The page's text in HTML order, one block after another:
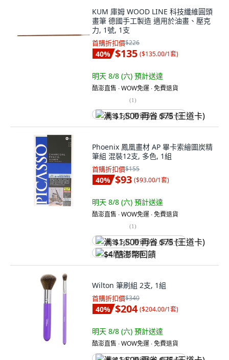
KUM 庫姆 WOOD LINE 科技纖維圓頭
畫筆 德國手工製造 適用於油畫、壓克
力, 1號, 1支
首購折扣價$226
40% $135 ($135.00/1套)
明天 8/8 (六) 預計送達
酷澎直售 ∙ WOW免運 ∙ 免費退貨
(1)
满 $1,500 再省 $75 (王道卡)
Phoenix 鳳凰畫材 AP 畢卡索繪圖炭精
筆組 混裝12支, 多色, 1組
首購折扣價$155
40% $93 ($93.00/1套)
明天 8/8 (六) 預計送達
酷澎直售 ∙ WOW免運 ∙ 免費退貨
(1)
满 $1,500 再省 $75 (王道卡)
$4 酷澎幣回饋
Wilton 筆刷組 2支, 1組
首購折扣價$340
40% $204 ($204.00/1套)
明天 8/8 (六) 預計送達
酷澎直售 ∙ WOW免運 ∙ 免費退貨